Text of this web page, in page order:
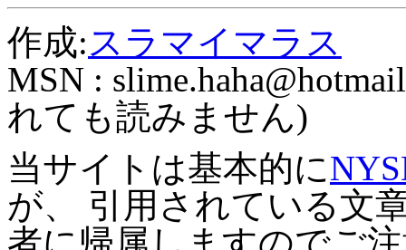
作成:スラマイマラス
MSN :
れても読みません)
当サイトは基本的に
が、 引用されている文
者に帰属しますのでご